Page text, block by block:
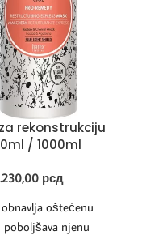
rekonstrukciju
/ 1000ml
рсд
oštećenu
njenu